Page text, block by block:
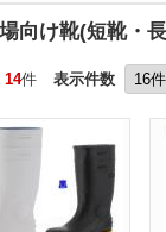
向け靴(短靴・
14件 表示件数